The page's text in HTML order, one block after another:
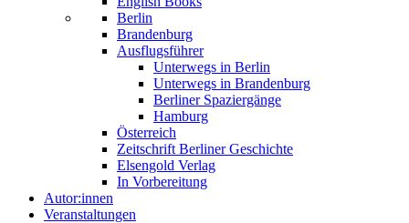
Berlin
Brandenburg
Ausflugsführer
Unterwegs in Berlin
Unterwegs in Brandenburg
Berliner Spaziergänge
Hamburg
Österreich
Zeitschrift Berliner Geschichte
Elsengold Verlag
In Vorbereitung
Autor:innen
Veranstaltungen